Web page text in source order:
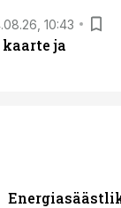
10:43
ja